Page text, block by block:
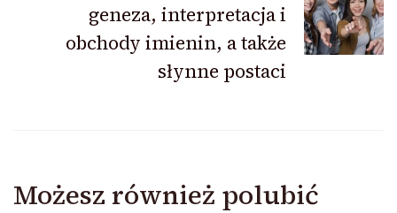
geneza, interpretacja i
obchody imienin, a także
słynne postaci
Możesz również polubić